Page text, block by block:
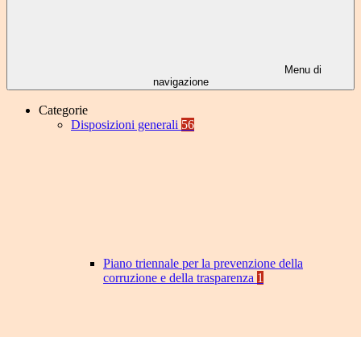
Menu di
navigazione
Categorie
Disposizioni generali 56
Piano triennale per la prevenzione della
corruzione e della trasparenza 1